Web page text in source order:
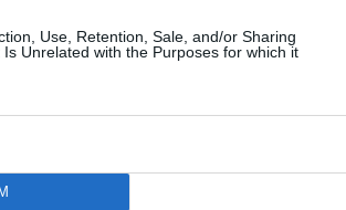
Use, Retention, Sale, and/or Sharing
Unrelated with the Purposes for which it